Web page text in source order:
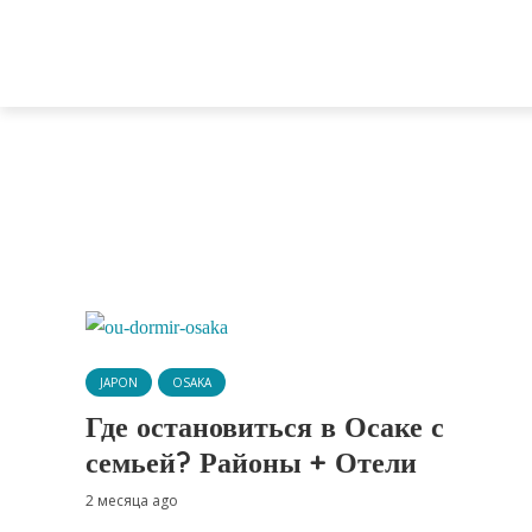
JAPON OSAKA
Где остановиться в Осаке с
семьей? Районы + Отели
2 месяца ago